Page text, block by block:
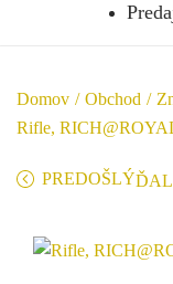
Domov / Obchod /
Rifle,
PREDOŠLÝ